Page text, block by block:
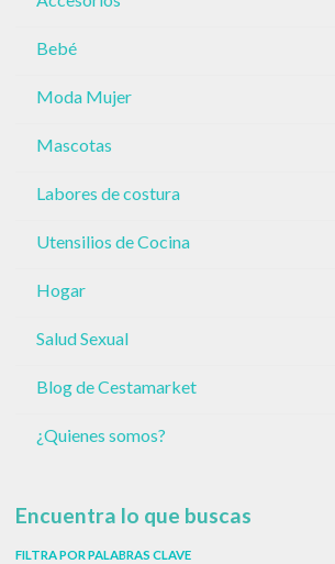
Bebé
Moda Mujer
Mascotas
Labores de costura
Utensilios de Cocina
Hogar
Salud Sexual
Blog de Cestamarket
¿Quienes somos?
Encuentra lo que buscas
FILTRA POR PALABRAS CLAVE